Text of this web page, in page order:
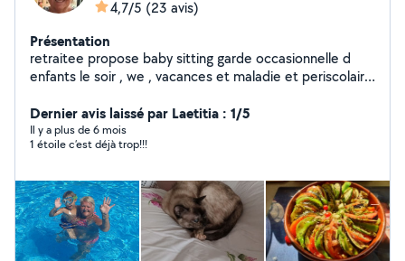
4,7/5 (23 avis)
Présentation
retraitee propose baby sitting garde occasionnelle d
enfants le soir , we , vacances et maladie et periscolaire
loisirs Cordialement
Dernier avis laissé par Laetitia : 1/5
Il y a plus de 6 mois
1 étoile c’est déjà trop!!!